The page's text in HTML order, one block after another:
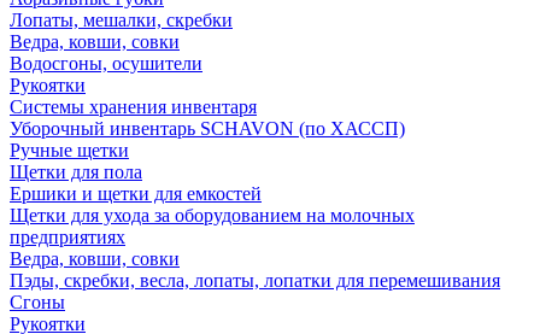
Лопаты, мешалки, скребки
Ведра, ковши, совки
Водосгоны, осушители
Рукоятки
Системы хранения инвентаря
Уборочный инвентарь SCHAVON (по ХАССП)
Ручные щетки
Щетки для пола
Ершики и щетки для емкостей
Щетки для ухода за оборудованием на молочных
предприятиях
Ведра, ковши, совки
Пэды, скребки, весла, лопаты, лопатки для перемешивания
Сгоны
Рукоятки